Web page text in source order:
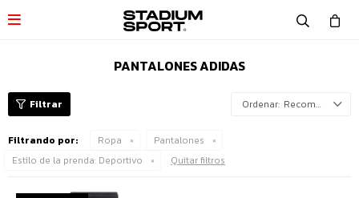

PANTALONES ADIDAS
Recomendados
Filtrando por: Ropa
Pantalones
Estilo de la prenda: Deportivo Quitar filtros